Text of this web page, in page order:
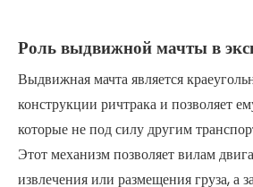
Роль выдвижной мачты в
Выдвижная мачта является
конструкции ричтрака и позволяет
которые не под силу другим
Этот механизм позволяет вилам
извлечения или размещения груза, а